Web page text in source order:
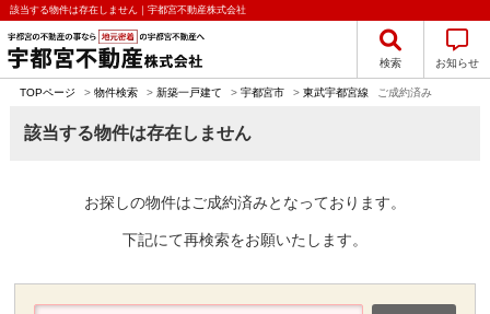
該当する物件は存在しません｜宇都宮不動産株式会社
検索 お知らせ
TOPページ > 物件検索 > 新築一戸建て > 宇都宮市 > 東武宇都宮線 ご成約済み
該当する物件は存在しません
お探しの物件はご成約済みとなっております。
下記にて再検索をお願いたします。